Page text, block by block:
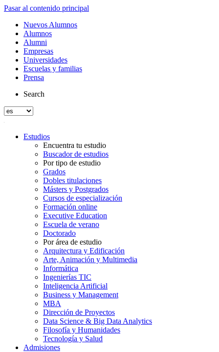
Pasar al contenido principal
Nuevos Alumnos
Alumnos
Alumni
Empresas
Universidades
Escuelas y familias
Prensa
Search
Estudios
Encuentra tu estudio
Buscador de estudios
Por tipo de estudio
Grados
Dobles titulaciones
Másters y Postgrados
Cursos de especialización
Formación online
Executive Education
Escuela de verano
Doctorado
Por área de estudio
Arquitectura y Edificación
Arte, Animación y Multimedia
Informática
Ingenierías TIC
Inteligencia Artificial
Business y Management
MBA
Dirección de Proyectos
Data Science & Big Data Analytics
Filosofía y Humanidades
Tecnología y Salud
Admisiones